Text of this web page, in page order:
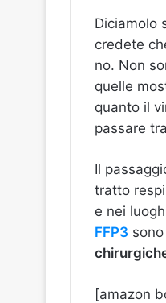
Diciamolo
credete
no. Non
quelle
quanto il
passare
Il
tratto
e nei
FFP3
[amazon